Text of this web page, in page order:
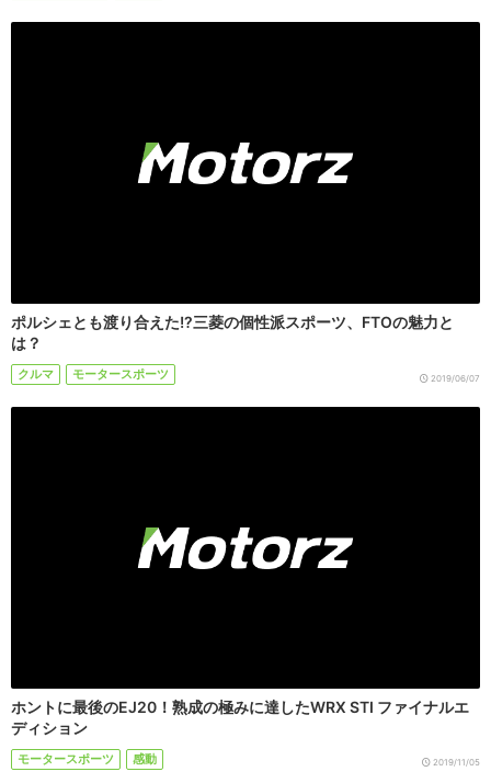
ポルシェとも渡り合えた!?三菱の個性派スポーツ、FTOの魅力と
は？
クルマ モータースポーツ 2019/06/07
ホントに最後のEJ20！熟成の極みに達したWRX STI ファイナルエ
ディション
モータースポーツ 感動 2019/11/05